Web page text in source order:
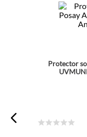
Protector